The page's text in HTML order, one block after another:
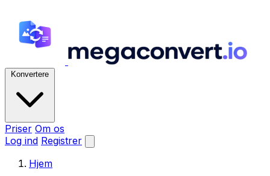
Konvertere
Priser Om os
Log ind Registrer
Hjem